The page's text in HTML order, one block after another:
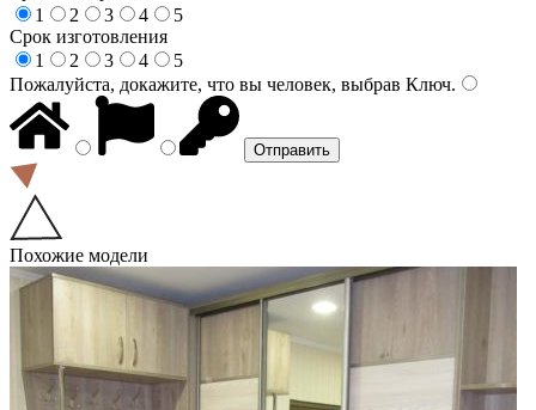
1
2 3 4
5
Срок изготовления
1
2 3 4
5
Пожалуйста, докажите, что вы человек, выбрав Ключ.
Похожие модели